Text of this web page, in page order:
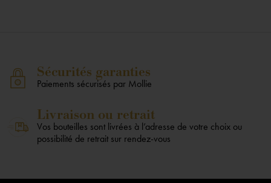
Sécurités garanties
Paiements sécurisés par Mollie
Livraison ou retrait
Vos bouteilles sont livrées à l’adresse de votre choix ou
possibilité de retrait sur rendez-vous